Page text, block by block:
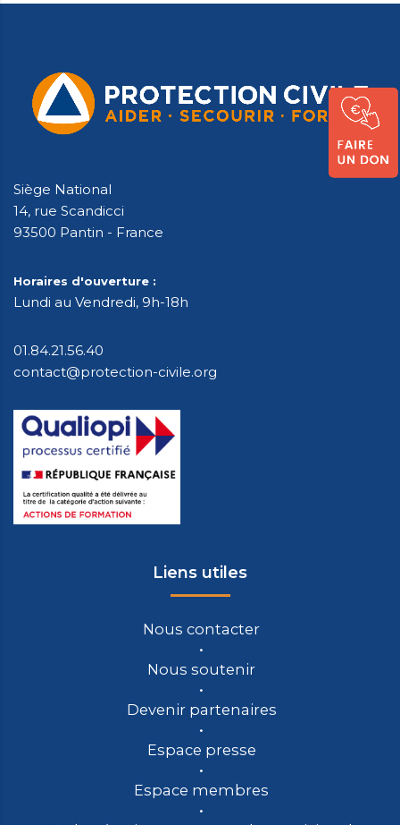
Siège National
14, rue Scandicci
93500 Pantin - France
Horaires d'ouverture :
Lundi au Vendredi, 9h-18h
01.84.21.56.40
contact@protection-civile.org
Liens utiles
Nous contacter
Nous soutenir
Devenir partenaires
Espace presse
Espace membres